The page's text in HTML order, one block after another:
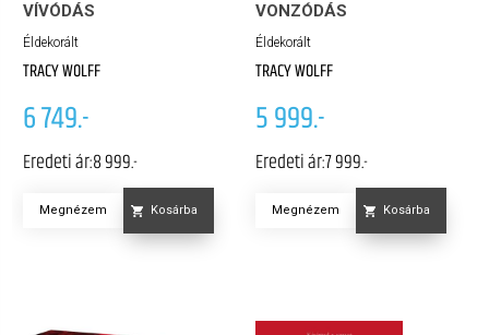
VÍVÓDÁS
Éldekorált
TRACY WOLFF
6 749.-
Eredeti ár:8 999.-
Megnézem Kosárba
VONZÓDÁS
Éldekorált
TRACY WOLFF
5 999.-
Eredeti ár:7 999.-
Megnézem Kosárba